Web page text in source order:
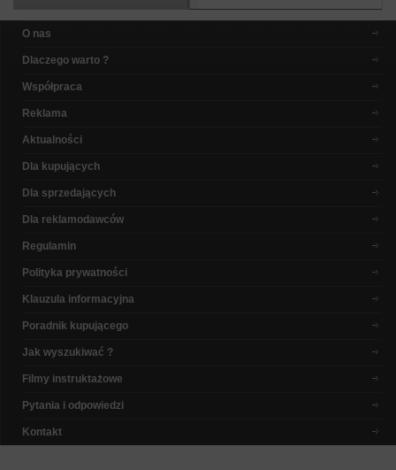
O nas
Dlaczego warto ?
Współpraca
Reklama
Aktualności
Dla kupujących
Dla sprzedających
Dla reklamodawców
Regulamin
Polityka prywatności
Klauzula informacyjna
Poradnik kupującego
Jak wyszukiwać ?
Filmy instruktażowe
Pytania i odpowiedzi
Kontakt